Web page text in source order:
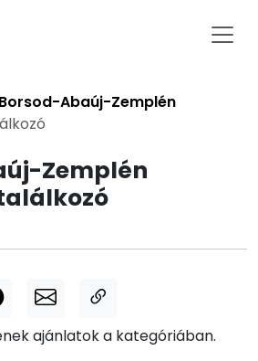
Borsod-Abaúj-Zemplén
Zemplén
ajánlatok a kategóriában.